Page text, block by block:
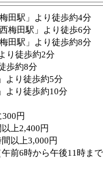
田駅」より徒歩約4分
梅田駅」より徒歩6分
田駅」より徒歩約8分
り徒歩約2分
歩約8分
より徒歩約5分
より徒歩約10分
円
上2,400円
以上3,000円
前6時から午後11時ま